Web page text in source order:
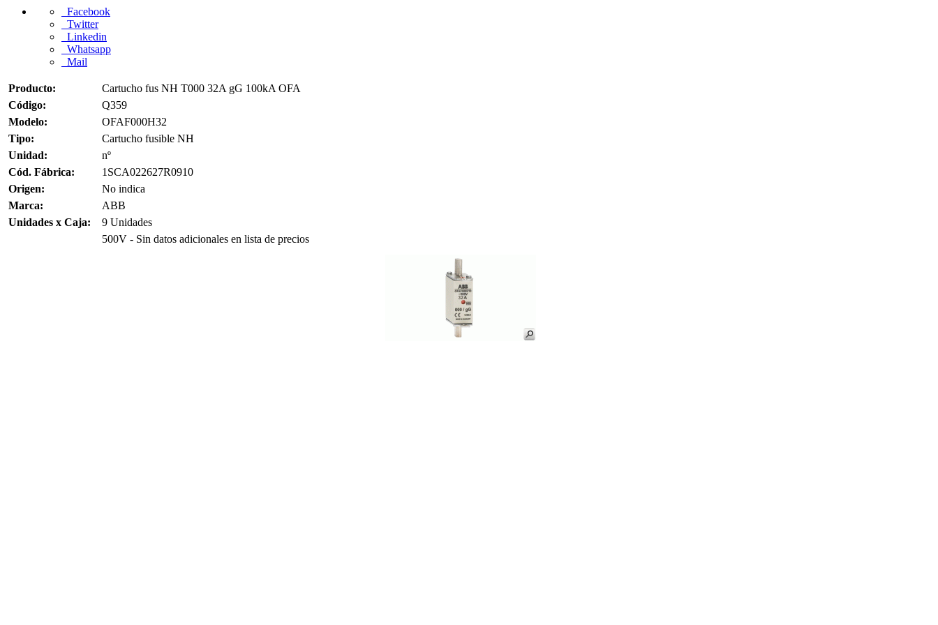
Facebook
Twitter
Linkedin
Whatsapp
Mail
Producto:
Cartucho fus NH T000 32A gG 100kA OFA
Código:
Q359
Modelo:
OFAF000H32
Tipo:
Cartucho fusible NH
Unidad:
nº
Cód. Fábrica:
1SCA022627R0910
Origen:
No indica
Marca:
ABB
Unidades x Caja:
9 Unidades
500V - Sin datos adicionales en lista de precios